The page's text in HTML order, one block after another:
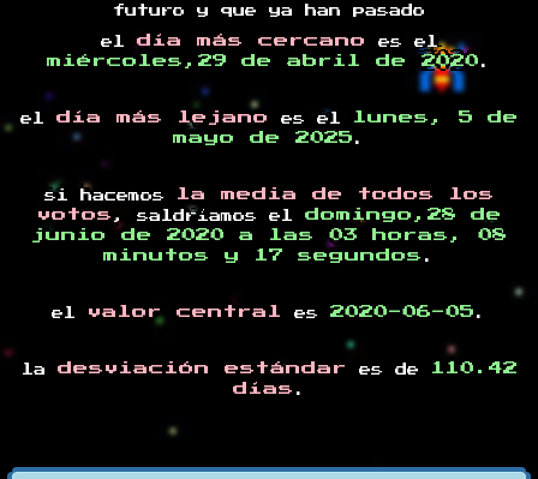
futuro y que ya han pasado
eldía más cercano es el
miércoles,29 de abril de 2020 .
el día más lejano es el
lunes, 5 de
mayo de 2025 .
si hacemos
la media de todos los
votos , saldríamos el domingo,28 de
junio de 2020 a las 03 horas, 08
minutos y 17 segundos .
el valor central es 2020-06-05 .
la desviación estándar es de
110.42
días .